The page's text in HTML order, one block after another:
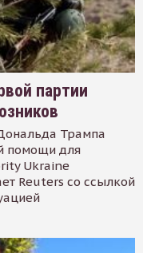
партии
Трампа
помощи для
Ukraine
Reuters со ссылкой